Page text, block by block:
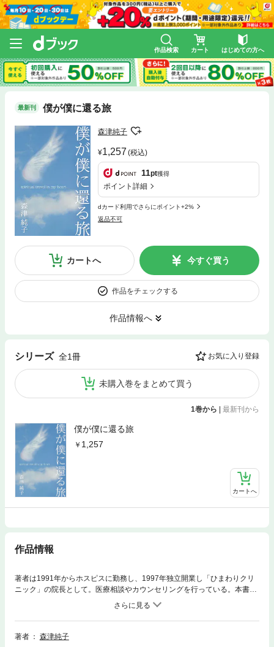
作品検索 カート はじめての方へ
最新刊 僕が僕に還る旅
森津純子
1,257 (税込)
11pt獲得
ポイント詳細
dカード利用でさらにポイント+2%
返品不可
カートへ 今すぐ買う
作品をチェックする
作品情報へ
シリーズ 全1冊 お気に入り登録
未購入巻をまとめて買う
1巻から | 最新刊から
僕が僕に還る旅
1,257
カートへ
作品情報
著者は1991年からホスピスに勤務し、1997年独立開業し「ひまわりクリ
ニック」の院長として。医療相談やカウンセリングを行っている。本書で
は主人公の「僕」が、ある日目覚めると生まれ変わりたいという魂が集ま
る未来の国で目覚める。「僕」は記憶を失くしていて、「本当の僕」を取
り戻すために歩き始める。自分探しの旅においてさまざまな出会いを経験
し、最後に「僕」が見つけた答えとは・・・。
著者
森津純子